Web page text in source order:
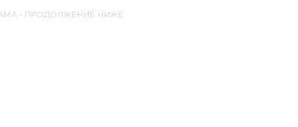
- ПРОДОЛЖЕНИЕ НИЖЕ